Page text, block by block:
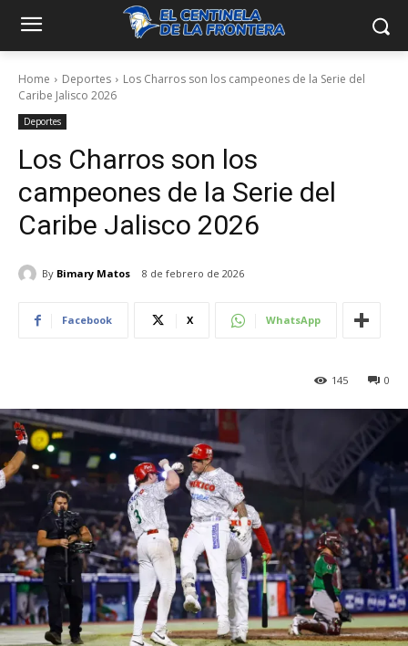
Home Deportes
Los Charros son los campeones de la Serie del
Caribe Jalisco 2026
Deportes
Los Charros son los
campeones de la Serie del
Caribe Jalisco 2026
By Bimary Matos 8 de febrero de 2026
Facebook X WhatsApp
0
145